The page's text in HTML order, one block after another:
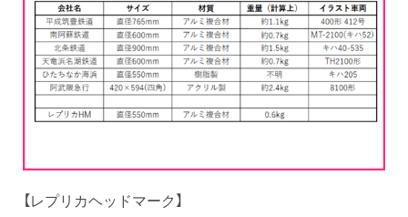
【レプリカヘッドマーク】